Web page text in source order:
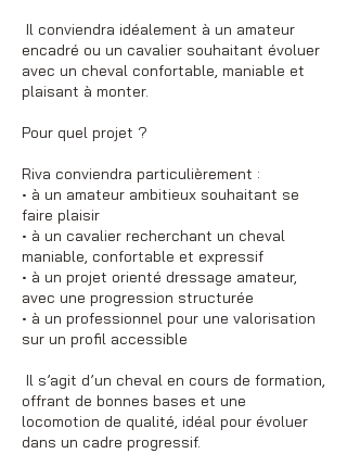
Il conviendra idéalement à un amateur
encadré ou un cavalier souhaitant évoluer
avec un cheval confortable, maniable et
plaisant à monter.
Pour quel projet ?
Riva conviendra particulièrement :
• à un amateur ambitieux souhaitant se
faire plaisir
• à un cavalier recherchant un cheval
maniable, confortable et expressif
• à un projet orienté dressage amateur,
avec une progression structurée
• à un professionnel pour une valorisation
sur un profil accessible
Il s’agit d’un cheval en cours de formation,
offrant de bonnes bases et une
locomotion de qualité, idéal pour évoluer
dans un cadre progressif.